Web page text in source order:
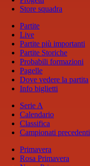
Store squadra
Partite
Live
Partite più importanti
Partite Storiche
Probabili formazioni
Pagelle
Dove vedere la partita
Info biglietti
Serie A
Calendario
Classifica
Campionati precedenti
Primavera
Rosa Primavera